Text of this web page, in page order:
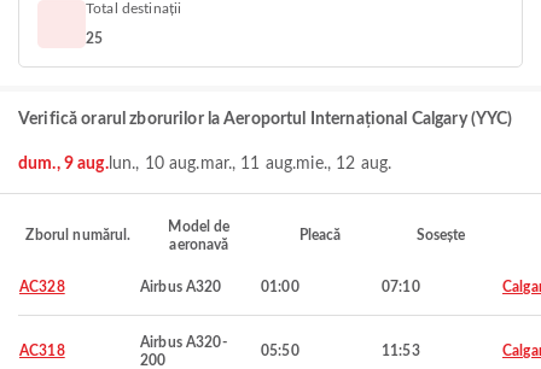
Total destinații
25
Verifică orarul zborurilor la Aeroportul Internațional Calgary (YYC)
dum., 9 aug.lun., 10 aug.mar., 11 aug.mie., 12 aug.
Zborul numărul.
Model de
aeronavă
Pleacă Sosește
AC328 Airbus A320 01:00 07:10
AC318
Airbus A320-
200
05:50 11:53